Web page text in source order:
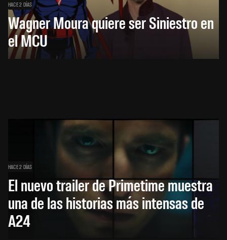
HACE 2 DÍAS
Wagner Moura quiere ser Siniestro en
el MCU
HACE 2 DÍAS
El nuevo trailer de Primetime muestra
una de las historias más intensas de
A24